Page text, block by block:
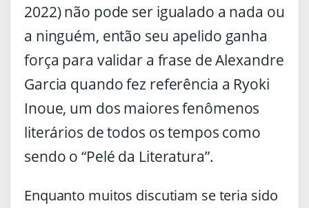
2022) não pode ser igualado a nada ou
a ninguém, então seu apelido ganha
força para validar a frase de Alexandre
Garcia quando fez referência a Ryoki
Inoue, um dos maiores fenômenos
literários de todos os tempos como
sendo o “Pelé da Literatura”.
Enquanto muitos discutiam se teria sido